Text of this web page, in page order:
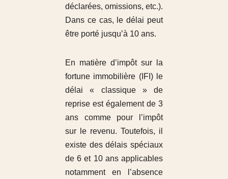
déclarées, omissions, etc.).
Dans ce cas, le délai peut
être porté jusqu’à 10 ans.
En matière d’impôt sur la
fortune immobilière (IFI) le
délai « classique » de
reprise est également de 3
ans comme pour l’impôt
sur le revenu. Toutefois, il
existe des délais spéciaux
de 6 et 10 ans applicables
notamment en l’absence